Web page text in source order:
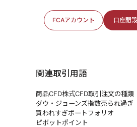
FCAアカウント 口座開設
関連取引用語
商品CFD株式CFD取引注文の種類
ダウ・ジョーンズ指数売られ過ぎ
買われすぎポートフォリオ
ピボットポイント